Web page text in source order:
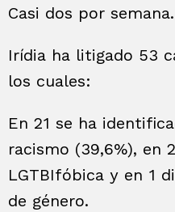
Casi dos por semana.
Irídia ha litigado 53
los cuales:
En 21 se ha
racismo (39,6%), en
LGTBIfóbica y en 1
de género.